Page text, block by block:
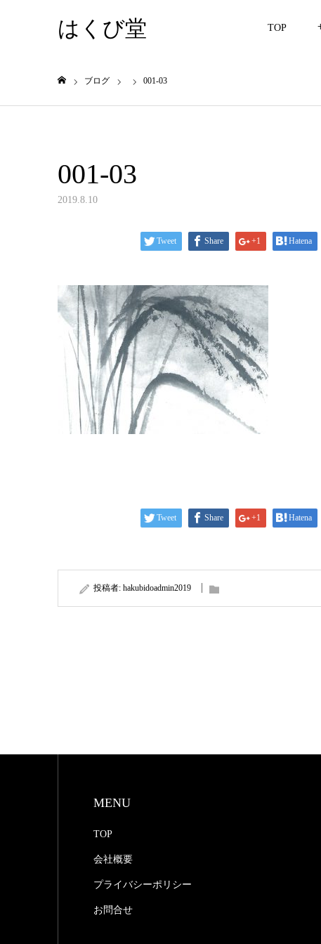
はくび堂 TOP
ブログ 001-03
001-03
2019.8.10
Tweet Share +1 Hatena
Tweet Share +1 Hatena
投稿者: hakubidoadmin2019
MENU
TOP
会社概要
プライバシーポリシー
お問合せ